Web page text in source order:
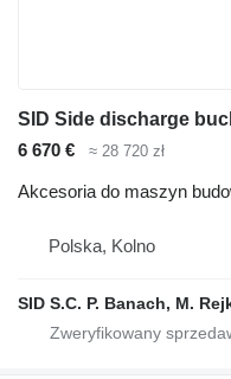
6 670 € ≈ 28 720 zł
Akcesoria do maszyn
Polska, Kolno
SID S.C. P. Banach, M.